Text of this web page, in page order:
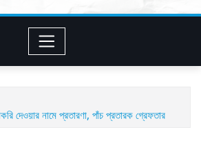
দেওয়ার নামে প্রতারণা, পাঁচ প্রতারক গ্রেফতার